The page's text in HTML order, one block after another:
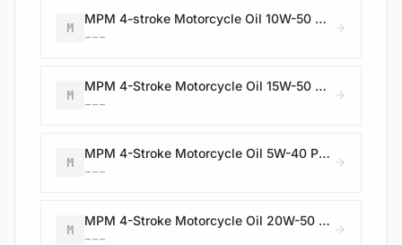
M
MPM 4-stroke Motorcycle Oil 10W-50 Premium Synthetic Ester
---
M
MPM 4-Stroke Motorcycle Oil 15W-50 Premium Synthetic Ester
---
M
MPM 4-Stroke Motorcycle Oil 5W-40 Premium Synthetic Ester
---
M
MPM 4-Stroke Motorcycle Oil 20W-50 Premium Synthetic
---